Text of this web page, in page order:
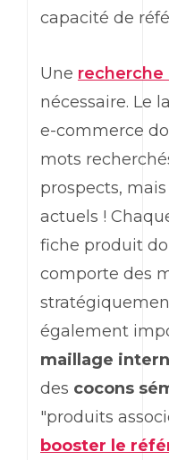
capacité de
Une
nécessaire. Le
e-commerce
mots
prospects,
actuels !
fiche produit
comporte des
également
maillage
des cocons
"produits
booster le